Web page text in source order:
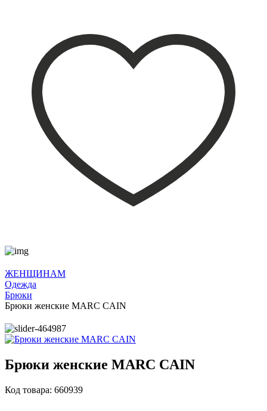
ЖЕНЩИНАМ
Одежда
Брюки
Брюки женские MARC CAIN
Брюки женские MARC CAIN
Код товара: 660939